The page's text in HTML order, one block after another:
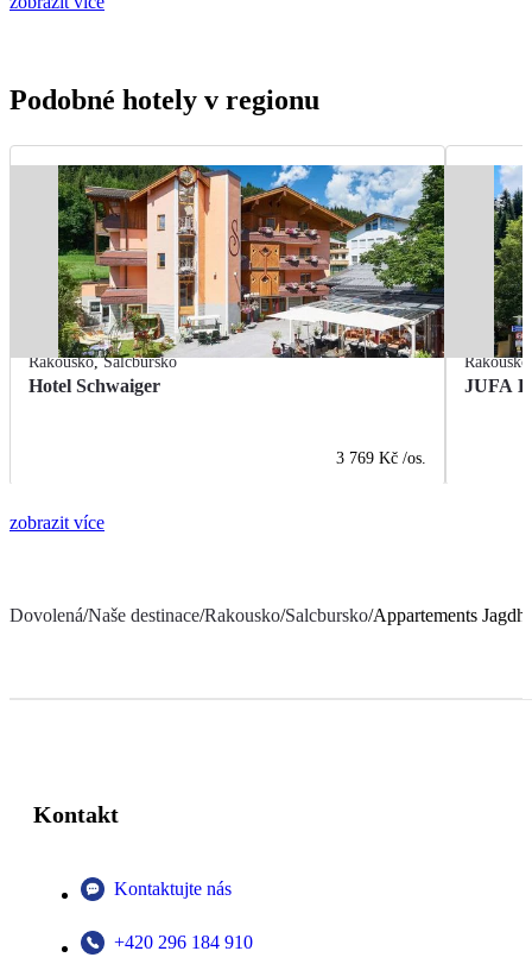
Podobné hotely v regionu
Rakousko,Salcbursko
Hotel Schwaiger
3 769 Kč /os.
Rakousko
JUFA
zobrazit více
Dovolená/Naše destinace/Rakousko/Salcbursko/Appartements
Kontakt
Kontaktujte nás
+420 296 184 910